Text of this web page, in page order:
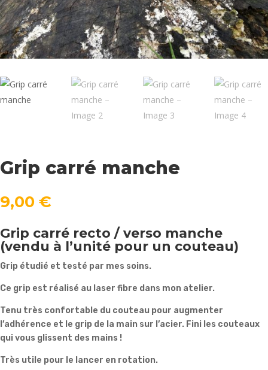
Grip carré manche
9,00 €
Grip carré recto / verso manche
(vendu à l’unité pour un couteau)
Grip étudié et testé par mes soins.
Ce grip est réalisé au laser fibre dans mon atelier.
Tenu très confortable du couteau pour augmenter
l’adhérence et le grip de la main sur l’acier. Fini les couteaux
qui vous glissent des mains !
Très utile pour le lancer en rotation.